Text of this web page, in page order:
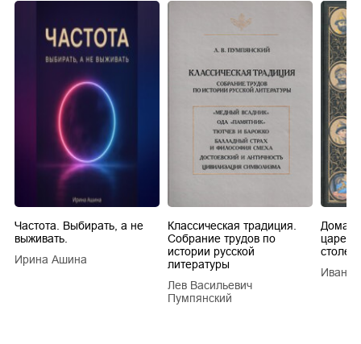
Частота. Выбирать, а не
выживать.
Ирина Ашина
Классическая традиция.
Собрание трудов по
истории русской
литературы
Лев Васильевич
Пумпянский
царей
Иван